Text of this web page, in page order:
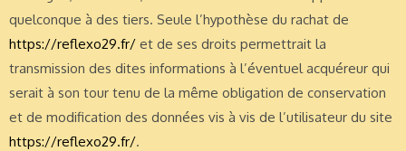
quelconque à des tiers. Seule l’hypothèse du rachat de
https://reflexo29.fr/ et de ses droits permettrait la
transmission des dites informations à l’éventuel acquéreur qui
serait à son tour tenu de la même obligation de conservation
et de modification des données vis à vis de l’utilisateur du site
https://reflexo29.fr/.